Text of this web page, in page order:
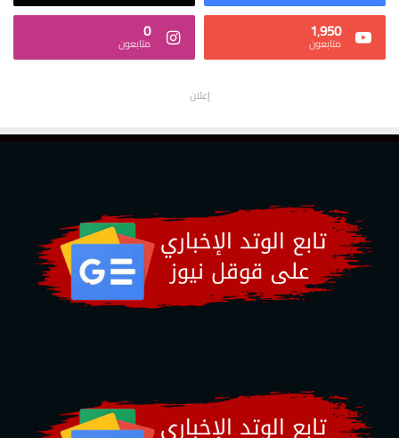
1٬950
متابعون 0
متابعون
إعلان